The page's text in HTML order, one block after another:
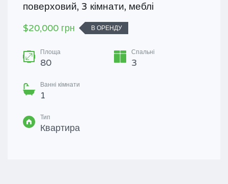
поверховий, 3 кімнати, меблі
$20,000 грн
В ОРЕНДУ
Площа
80
Спальні
3
Ванні кімнати
1
Тип
Квартира